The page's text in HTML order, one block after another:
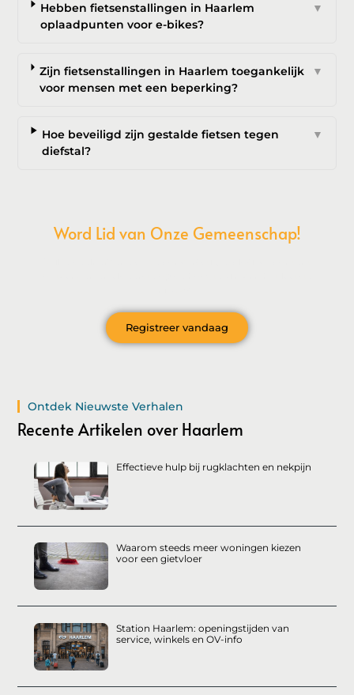
Hebben fietsenstallingen in Haarlem
oplaadpunten voor e-bikes?
▼
Zijn fietsenstallingen in Haarlem toegankelijk
voor mensen met een beperking?
▼
Hoe beveiligd zijn gestalde fietsen tegen
diefstal?
▼
Word Lid van Onze Gemeenschap!
Registreer vandaag
Ontdek Nieuwste Verhalen
Recente Artikelen over Haarlem
Effectieve hulp bij rugklachten en nekpijn
Waarom steeds meer woningen kiezen
voor een gietvloer
Station Haarlem: openingstijden van
service, winkels en OV-info